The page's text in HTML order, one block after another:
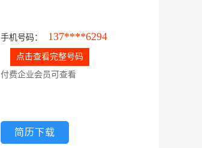
手机号码： 137****6294
点击查看完整号码
付费企业会员可查看
简历下载